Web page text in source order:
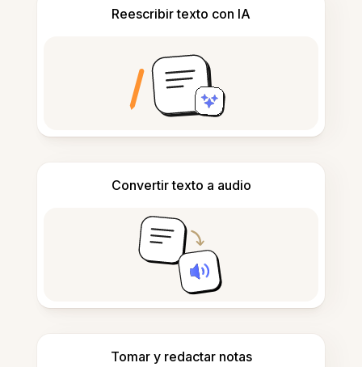
Reescribir texto con IA
Convertir texto a audio
Tomar y redactar notas